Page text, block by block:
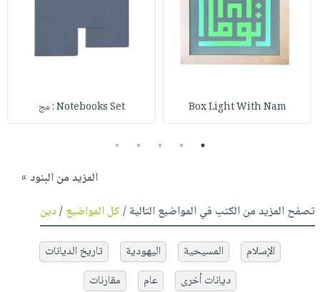
Box Light With Nam Notebooks Set : مج
1
2
3
4
5
المزيد من البنود »
تصفح المزيد من الكتب في المواضيع التالية /كل المواضيع/دين
الإسلام المسيحية اليهودية
تاريخ الديانات
ديانات أخرى
عام مقارنات